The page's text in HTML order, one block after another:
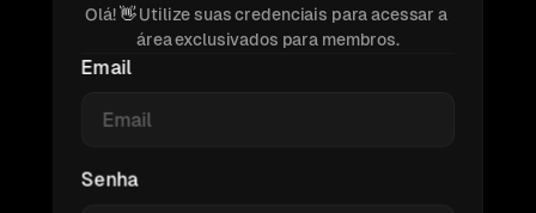
Olá! 👋 Utilize suas credenciais para acessar a
área exclusivados para membros.
Email
Senha